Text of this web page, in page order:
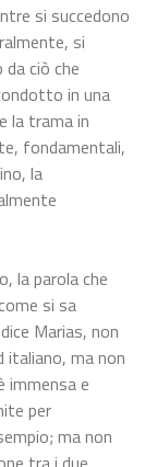
si succedono
si
ciò che
in una
la trama in
fondamentali,
la
la parola che
si sa
Marias, non
italiano, ma non
immensa e
per
ma non